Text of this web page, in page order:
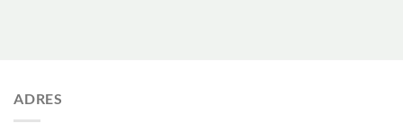
ADRES